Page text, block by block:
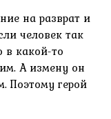
на разврат и
человек так
в какой-то
А измену он
Поэтому герой